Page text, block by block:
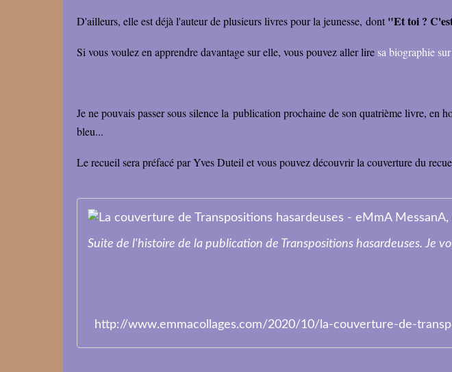
D'ailleurs, elle est déjà l'auteur de plusieurs livres pour la jeunesse, dont "Et toi ?
Si vous voulez en apprendre davantage sur elle, vous pouvez aller lire sa biographie
Je ne pouvais passer sous silence la publication prochaine de son quatrième livre, en
bleu...
Le recueil sera préfacé par Yves Duteil et vous pouvez découvrir la couverture du
Suite de l'histoire de la publication de Transpositions hasardeuses. Je
http://www.emmacollages.com/2020/10/la-couverture-de-